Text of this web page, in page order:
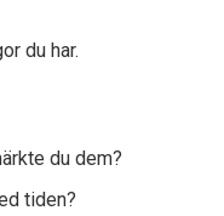
du har.
du dem?
tiden?